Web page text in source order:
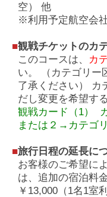
空） 他
※利用予定航空会
■観戦チケットのカ
このコースは、 カ
い。 （カテゴリー
了承ください） カ
だし変更を希望す
観戦カード（1）
または２→カテゴ
■旅行日程の延長に
お客様のご希望に
は、追加の宿泊料
￥13,000（1名1室